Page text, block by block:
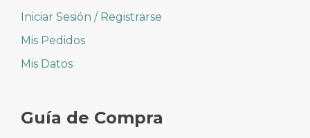
Iniciar Sesión / Registrarse
Mis Pedidos
Mis Datos
Guía de Compra